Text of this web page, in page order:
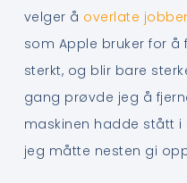
velger å overlate
som Apple bruker for
sterkt, og blir bare
gang prøvde jeg å
maskinen hadde stått i
jeg måtte nesten gi